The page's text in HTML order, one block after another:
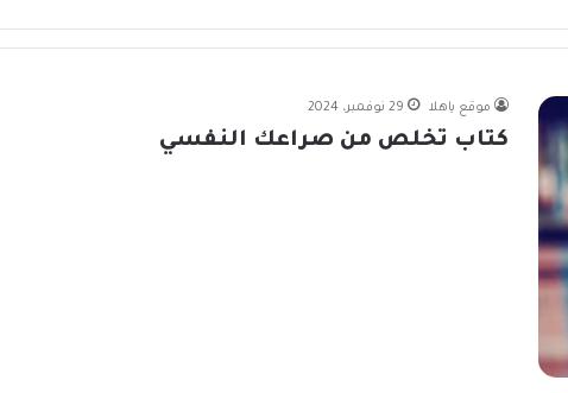
موقع ياهلا 29 نوفمبر، 2024
كتاب تخلص من صراعك النفسي